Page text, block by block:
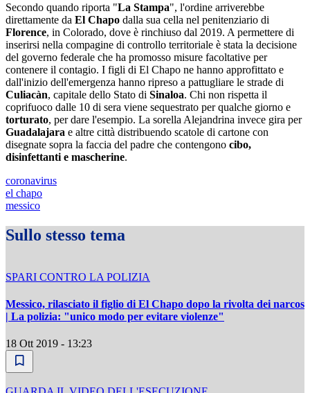
Secondo quando riporta "La Stampa", l'ordine arriverebbe
direttamente da El Chapo dalla sua cella nel penitenziario di
Florence, in Colorado, dove è rinchiuso dal 2019. A permettere di
inserirsi nella compagine di controllo territoriale è stata la decisione
del governo federale che ha promosso misure facoltative per
contenere il contagio. I figli di El Chapo ne hanno approfittato e
dall'inizio dell'emergenza hanno ripreso a pattugliare le strade di
Culiacàn, capitale dello Stato di Sinaloa. Chi non rispetta il
coprifuoco dalle 10 di sera viene sequestrato per qualche giorno e
torturato, per dare l'esempio. La sorella Alejandrina invece gira per
Guadalajara e altre città distribuendo scatole di cartone con
disegnate sopra la faccia del padre che contengono cibo,
disinfettanti e mascherine.
coronavirus
el chapo
messico
Sullo stesso tema
SPARI CONTRO LA POLIZIA
Messico, rilasciato il figlio di El Chapo dopo la rivolta dei narcos
| La polizia: "unico modo per evitare violenze"
18 Ott 2019 - 13:23